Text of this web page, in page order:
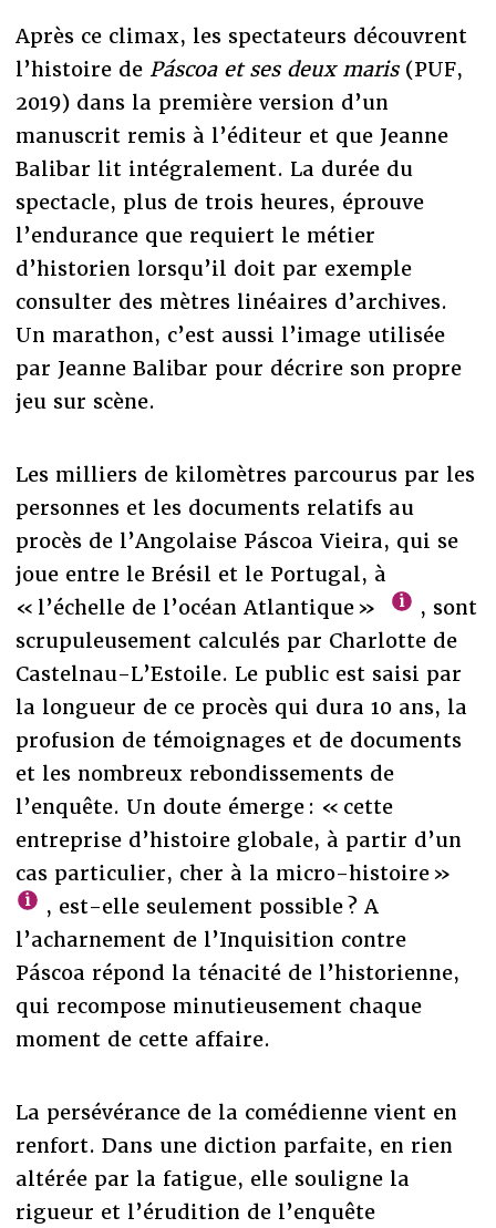
Après ce climax, les spectateurs découvrent
l’histoire de Páscoa et ses deux maris (PUF,
2019) dans la première version d’un
manuscrit remis à l’éditeur et que Jeanne
Balibar lit intégralement. La durée du
spectacle, plus de trois heures, éprouve
l’endurance que requiert le métier
d’historien lorsqu’il doit par exemple
consulter des mètres linéaires d’archives.
Un marathon, c’est aussi l’image utilisée
par Jeanne Balibar pour décrire son propre
jeu sur scène.
Les milliers de kilomètres parcourus par les
personnes et les documents relatifs au
procès de l’Angolaise Páscoa Vieira, qui se
joue entre le Brésil et le Portugal, à
« l’échelle de l’océan Atlantique »
, sont
scrupuleusement calculés par Charlotte de
Castelnau-L’Estoile. Le public est saisi par
la longueur de ce procès qui dura 10 ans, la
profusion de témoignages et de documents
et les nombreux rebondissements de
l’enquête. Un doute émerge : « cette
entreprise d’histoire globale, à partir d’un
cas particulier, cher à la micro-histoire »
, est-elle seulement possible ? A
l’acharnement de l’Inquisition contre
Páscoa répond la ténacité de l’historienne,
qui recompose minutieusement chaque
moment de cette affaire.
La persévérance de la comédienne vient en
renfort. Dans une diction parfaite, en rien
altérée par la fatigue, elle souligne la
rigueur et l’érudition de l’enquête